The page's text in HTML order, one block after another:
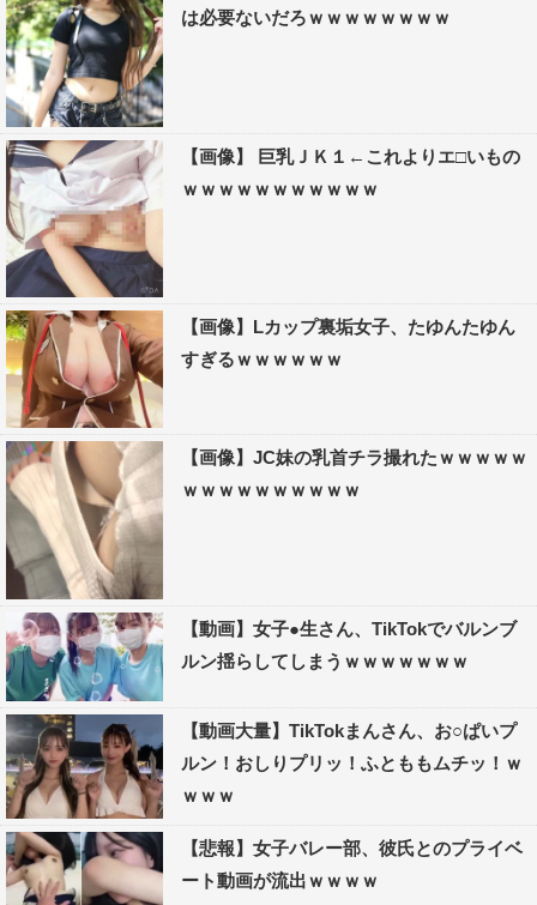
は必要ないだろｗｗｗｗｗｗｗｗ
【画像】 巨乳ＪＫ１←これよりエ□いもの
ｗｗｗｗｗｗｗｗｗｗｗ
【画像】Lカップ裏垢女子、たゆんたゆん
すぎるｗｗｗｗｗｗ
【画像】JC妹の乳首チラ撮れたｗｗｗｗｗ
ｗｗｗｗｗｗｗｗｗｗ
【動画】女子●生さん、TikTokでバルンブ
ルン揺らしてしまうｗｗｗｗｗｗｗ
【動画大量】TikTokまんさん、お○ぱいプ
ルン！おしりプリッ！ふとももムチッ！ｗ
ｗｗｗ
【悲報】女子バレー部、彼氏とのプライベ
ート動画が流出ｗｗｗｗ